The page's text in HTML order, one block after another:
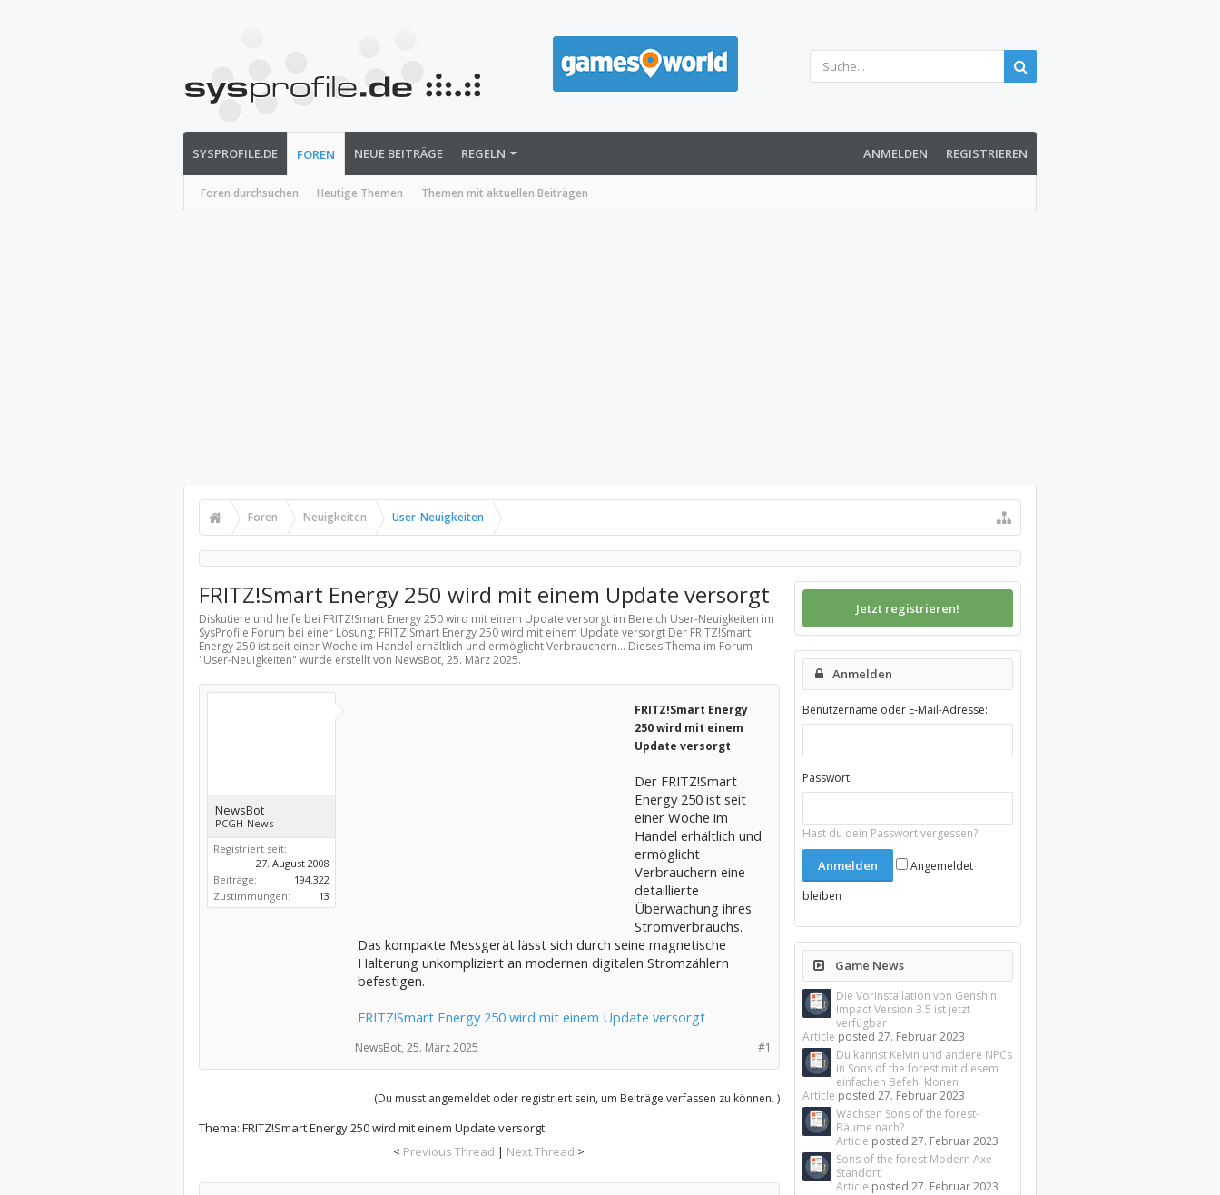
SYSPROFILE.DE FOREN
Foren durchsuchen Heutige Themen Themen mit aktuellen Beiträgen
NEUE BEITRÄGE REGELN ANMELDEN REGISTRIEREN
Foren Neuigkeiten User-Neuigkeiten
FRITZ!Smart Energy 250 wird mit einem Update versorgt
Diskutiere und helfe bei FRITZ!Smart Energy 250 wird mit einem Update versorgt im Bereich User-Neuigkeiten im
SysProfile Forum bei einer Lösung; FRITZ!Smart Energy 250 wird mit einem Update versorgt Der FRITZ!Smart
Energy 250 ist seit einer Woche im Handel erhältlich und ermöglicht Verbrauchern... Dieses Thema im Forum
"User-Neuigkeiten" wurde erstellt von NewsBot, 25. März 2025.
NewsBot
PCGH-News
Registriert seit:
27. August 2008
Beiträge:
194.322
Zustimmungen:
13
FRITZ!Smart Energy
250 wird mit einem
Update versorgt
Der FRITZ!Smart
Energy 250 ist seit
einer Woche im
Handel erhältlich und
ermöglicht
Verbrauchern eine
detaillierte
Überwachung ihres
Stromverbrauchs.
Das kompakte Messgerät lässt sich durch seine magnetische
Halterung unkompliziert an modernen digitalen Stromzählern
befestigen.
FRITZ!Smart Energy 250 wird mit einem Update versorgt
#1
NewsBot, 25. März 2025
(Du musst angemeldet oder registriert sein, um Beiträge verfassen zu können. )
Thema: FRITZ!Smart Energy 250 wird mit einem Update versorgt
< Previous Thread | Next Thread >
Jetzt registrieren!
Anmelden
Benutzername oder E-Mail-Adresse:
Passwort:
Hast du dein Passwort vergessen?
Angemeldet
bleiben
Game News
Die Vorinstallation von Genshin
Impact Version 3.5 ist jetzt
verfügbar
Article posted27. Februar 2023
Du kannst Kelvin und andere NPCs
in Sons of the forest mit diesem
einfachen Befehl klonen
Article posted27. Februar 2023
Wachsen Sons of the forest-
Bäume nach?
Article posted27. Februar 2023
Sons of the forest Modern Axe
Standort
Article posted27. Februar 2023